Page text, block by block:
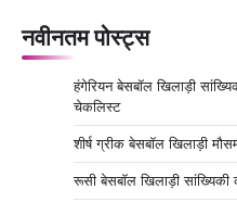
नवीनतम पोस्ट्स
हंगेरियन बेसबॉल खिलाड़ी
चेकलिस्ट
शीर्ष ग्रीक बेसबॉल खिलाड़ी
रूसी बेसबॉल खिलाड़ी